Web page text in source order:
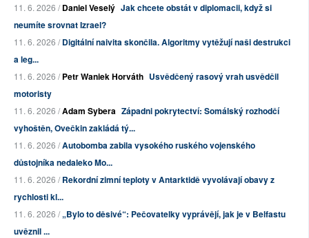
11. 6. 2026 /Daniel Veselý Jak chcete obstát v diplomacii, když si
neumíte srovnat Izrael?
11. 6. 2026 /Digitální naivita skončila. Algoritmy vytěžují naši destrukci
a leg...
11. 6. 2026 /Petr Waniek Horváth Usvědčený rasový vrah usvědčil
motoristy
11. 6. 2026 /Adam Sybera Západni pokrytectví: Somálský rozhodčí
vyhoštěn, Ovečkin zakládá tý...
11. 6. 2026 /Autobomba zabila vysokého ruského vojenského
důstojníka nedaleko Mo...
11. 6. 2026 /Rekordní zimní teploty v Antarktidě vyvolávají obavy z
rychlosti kl...
11. 6. 2026 /„Bylo to děsivé“: Pečovatelky vyprávějí, jak je v Belfastu
uvěznil ...